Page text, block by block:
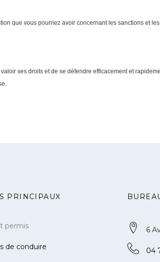
que vous pourriez avoir concernant les sanctions et
ses droits et de se défendre efficacement et
PRINCIPAUX
permis
de conduire
6
04